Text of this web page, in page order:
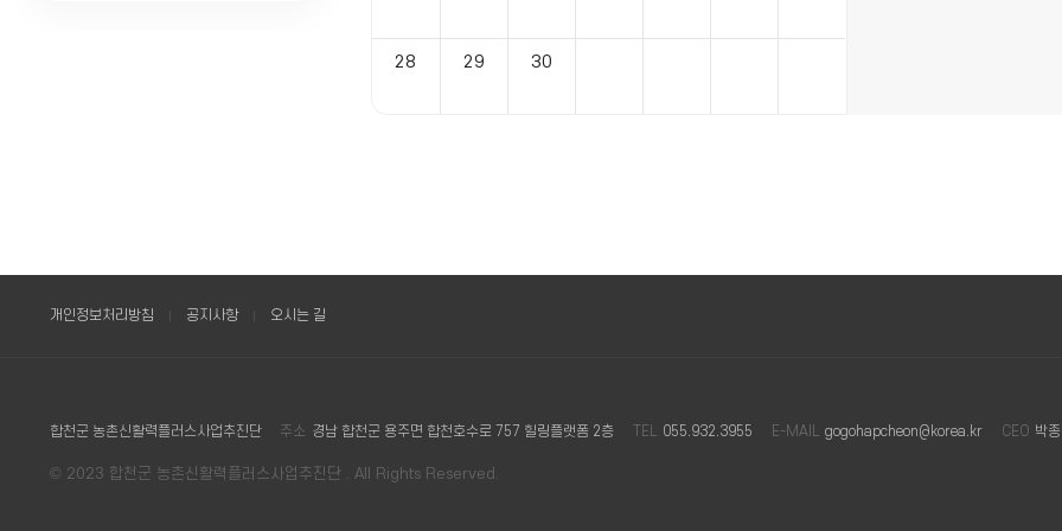
공
28 29 30
개인정보처리방침 공지사항 오시는 길
합천군 농촌신활력플러스사업추진단 주소 경남 합천군 용주면 합천호수로 757 힐링플랫폼 2층 TEL 055.932.3955 E-MAIL gogohapcheon@korea.kr CEO 박
© 2023 합천군 농촌신활력플러스사업추진단 . All Rights Reserved.